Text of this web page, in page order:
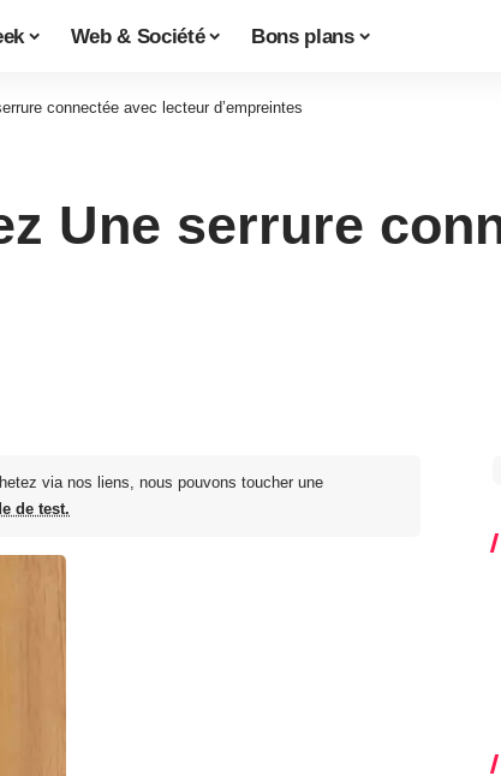
Web & Société Bons plans
connectée avec lecteur d’empreintes
Une serrure
via nos liens, nous pouvons toucher une
de test.